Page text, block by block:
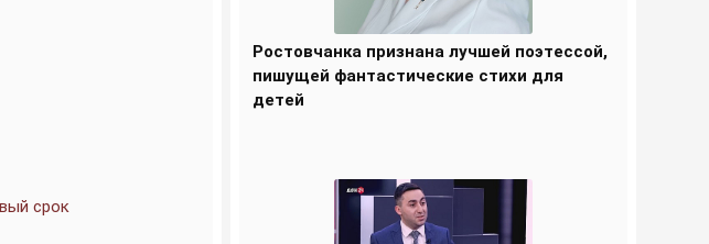
срок
Ростовчанка признана лучшей поэтессой,
пишущей фантастические стихи для
детей